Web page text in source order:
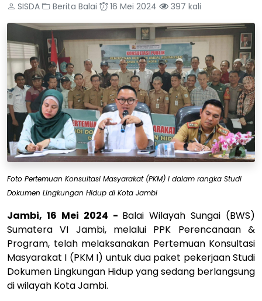
SISDA Berita Balai 16 Mei 2024 397 kali
Foto Pertemuan Konsultasi Masyarakat (PKM) I dalam rangka Studi
Dokumen Lingkungan Hidup di Kota Jambi
Jambi, 16 Mei 2024 - Balai Wilayah Sungai (BWS)
Sumatera VI Jambi, melalui PPK Perencanaan &
Program, telah melaksanakan Pertemuan Konsultasi
Masyarakat I (PKM I) untuk dua paket pekerjaan Studi
Dokumen Lingkungan Hidup yang sedang berlangsung
di wilayah Kota Jambi.